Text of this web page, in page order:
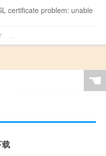
certificate problem: unable
☚